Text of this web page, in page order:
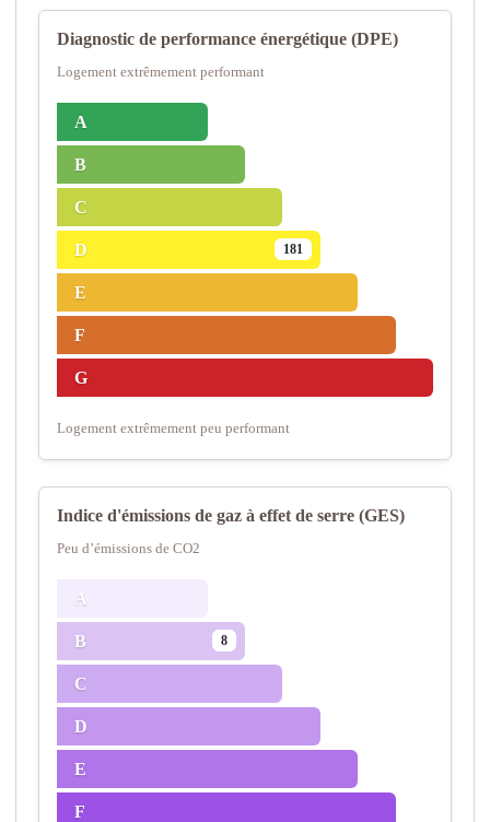
Diagnostic de performance énergétique (DPE)
Logement extrêmement performant
A
B
C
D 181
E
F
G
Logement extrêmement peu performant
Indice d'émissions de gaz à effet de serre (GES)
Peu d’émissions de CO2
A
B 8
C
D
E
F